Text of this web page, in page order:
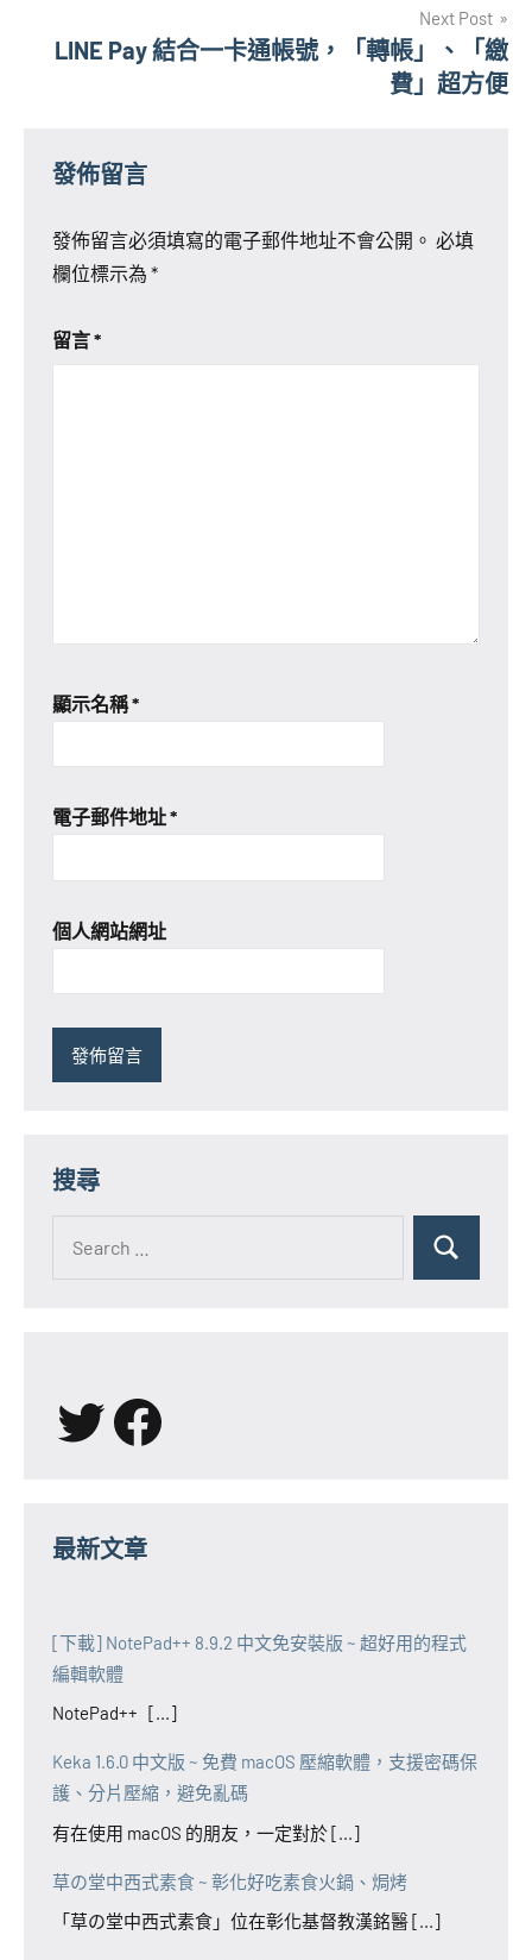
Next Post
LINE Pay 結合一卡通帳號，「轉帳」、「繳
費」超方便
發佈留言
發佈留言必須填寫的電子郵件地址不會公開。 必填
欄位標示為 *
留言*
顯示名稱*
電子郵件地址*
個人網站網址
搜尋
for:
Search
X Facebook
最新文章
[下載] NotePad++ 8.9.2 中文免安裝版 ~ 超好用的程式
編輯軟體
NotePad++ [...]
Keka 1.6.0 中文版 ~ 免費 macOS 壓縮軟體，支援密碼保
護、分片壓縮，避免亂碼
有在使用 macOS 的朋友，一定對於 [...]
草の堂中西式素食 ~ 彰化好吃素食火鍋、焗烤
「草の堂中西式素食」位在彰化基督教漢銘醫 [...]